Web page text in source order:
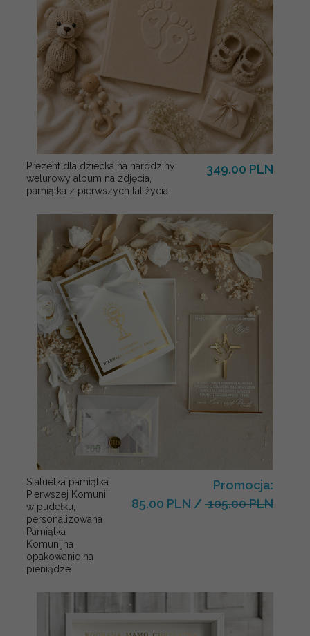
Prezent dla dziecka na narodziny
welurowy album na zdjęcia,
pamiątka z pierwszych lat życia
349.00 PLN
Statuetka pamiątka
Pierwszej Komunii
w pudełku,
personalizowana
Pamiątka
Komunijna
opakowanie na
pieniądze
Promocja:
85.00 PLN / 105.00 PLN